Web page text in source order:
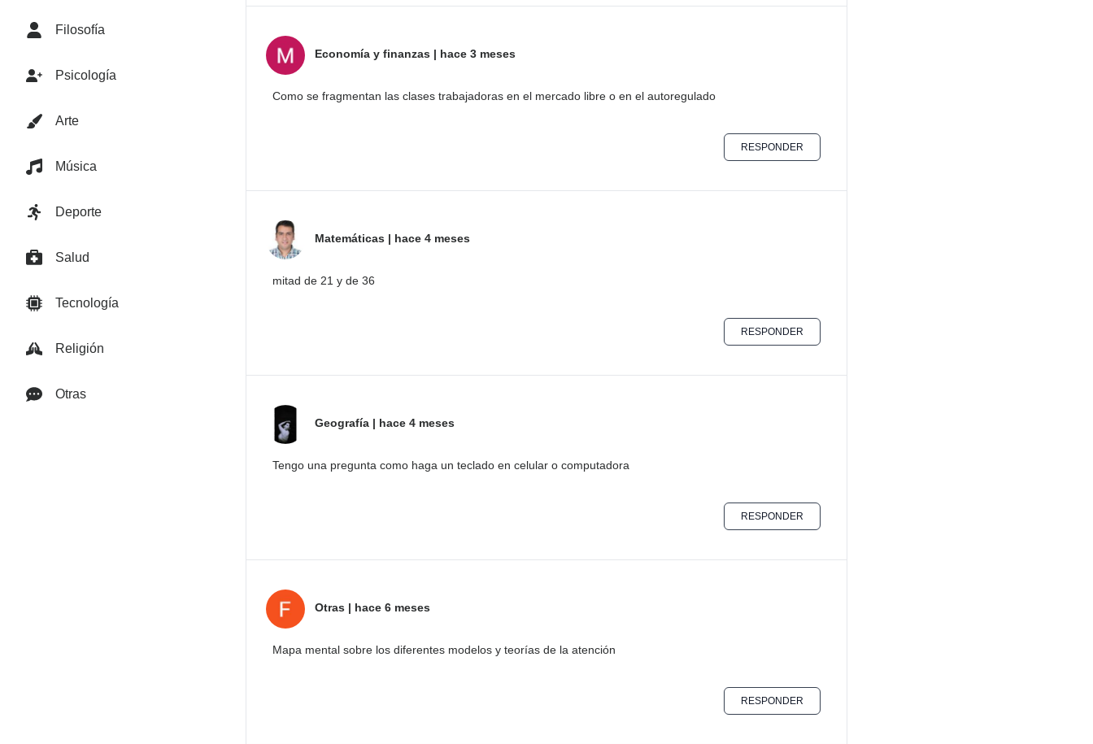
Filosofía
Psicología
Arte
Música
Deporte
Salud
Tecnología
Religión
Otras
Economía y finanzas | hace 3 meses
Como se fragmentan las clases trabajadoras en el mercado libre o en el autoregulado
RESPONDER
Matemáticas | hace 4 meses
mitad de 21 y de 36
RESPONDER
Geografía | hace 4 meses
Tengo una pregunta como haga un teclado en celular o computadora
RESPONDER
Otras | hace 6 meses
Mapa mental sobre los diferentes modelos y teorías de la atención
RESPONDER